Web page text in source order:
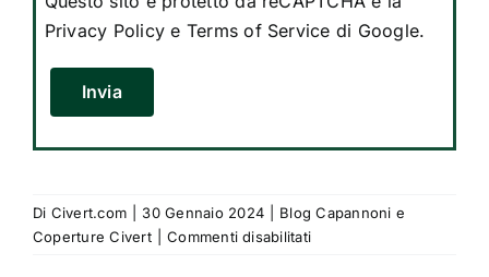
Privacy Policy e Terms of Service di Google.
Si prega di lasciare vuoto questo campo.
Di Civert.com 30 Gennaio 2024
Blog Capannoni e
Coperture Civert
Commenti disabilitatisu